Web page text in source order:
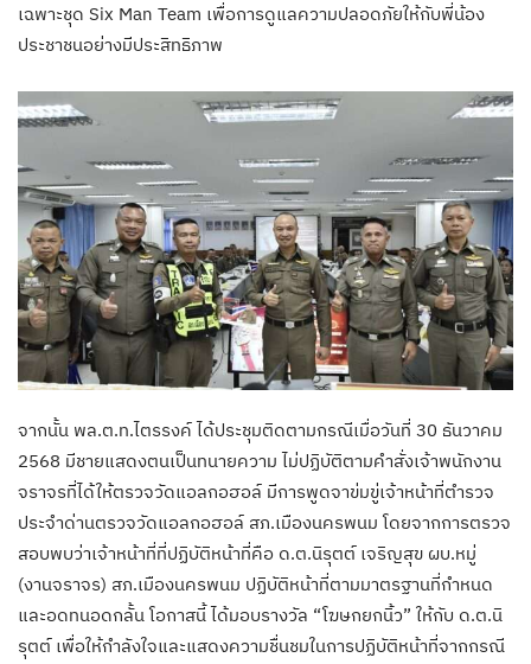
เฉพาะชุด Six Man Team เพื่อการดูแลความปลอดภัยให้กับพี่น้อง
ประชาชนอย่างมีประสิทธิภาพ
จากนั้น พล.ต.ท.ไตรรงค์ ได้ประชุมติดตามกรณีเมื่อวันที่ 30 ธันวาคม
2568 มีชายแสดงตนเป็นทนายความ ไม่ปฏิบัติตามคำสั่งเจ้าพนักงาน
จราจรที่ได้ให้ตรวจวัดแอลกอฮอล์ มีการพูดจาข่มขู่เจ้าหน้าที่ตำรวจ
ประจำด่านตรวจวัดแอลกอฮอล์ สภ.เมืองนครพนม โดยจากการตรวจ
สอบพบว่าเจ้าหน้าที่ที่ปฏิบัติหน้าที่คือ ด.ต.นิรุตต์ เจริญสุข ผบ.หมู่
(งานจราจร) สภ.เมืองนครพนม ปฏิบัติหน้าที่ตามมาตรฐานที่กำหนด
และอดทนอดกลั้น โอกาสนี้ ได้มอบรางวัล “โฆษกยกนิ้ว” ให้กับ ด.ต.นิ
รุตต์ เพื่อให้กำลังใจและแสดงความชื่นชมในการปฏิบัติหน้าที่จากกรณี